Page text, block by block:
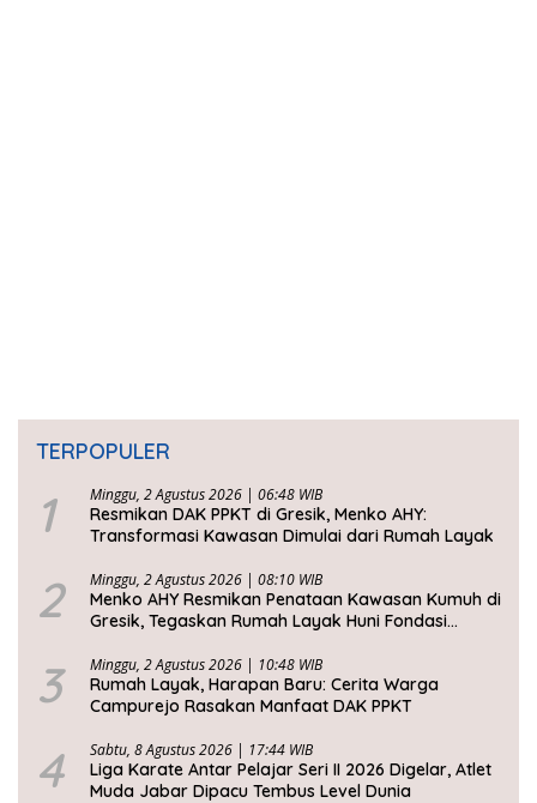
TERPOPULER
1 Minggu, 2 Agustus 2026 | 06:48 WIB
Resmikan DAK PPKT di Gresik, Menko AHY:
Transformasi Kawasan Dimulai dari Rumah Layak
2 Minggu, 2 Agustus 2026 | 08:10 WIB
Menko AHY Resmikan Penataan Kawasan Kumuh di
Gresik, Tegaskan Rumah Layak Huni Fondasi
3 Minggu, 2 Agustus 2026 | 10:48 WIB
Rumah Layak, Harapan Baru: Cerita Warga
Campurejo Rasakan Manfaat DAK PPKT
4 Sabtu, 8 Agustus 2026 | 17:44 WIB
Liga Karate Antar Pelajar Seri II 2026 Digelar, Atlet
Muda Jabar Dipacu Tembus Level Dunia